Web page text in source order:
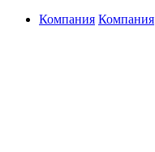
Компания Компания